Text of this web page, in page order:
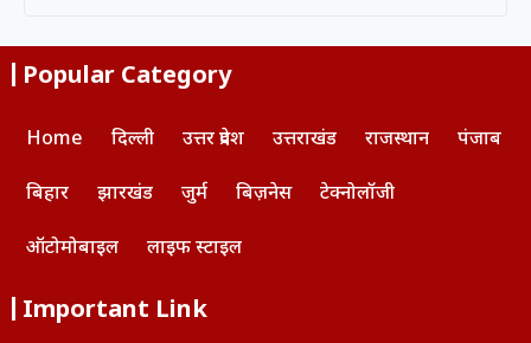
Popular Category
Home दिल्ली उत्तर प्रदेश उत्तराखंड राजस्थान पंजाब
बिहार झारखंड जुर्म बिज़नेस टेक्नोलॉजी
ऑटोमोबाइल लाइफ स्टाइल
Important Link